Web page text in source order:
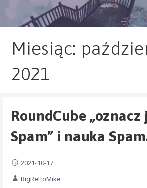
blog.monogatari.pl
Miesiąc:
2021
RoundCube „oznacz
Spam” i nauka
2021-10-17
BigRetroMike